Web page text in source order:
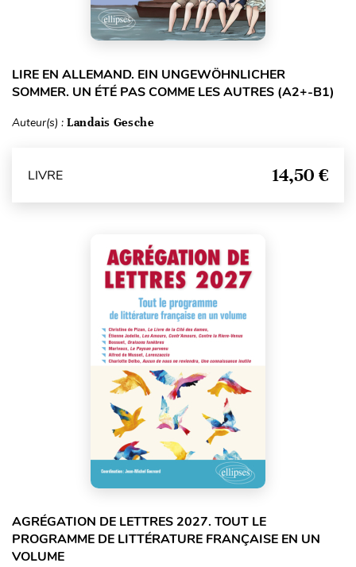
LIRE EN ALLEMAND. EIN UNGEWÖHNLICHER
SOMMER. UN ÉTÉ PAS COMME LES AUTRES (A2+-B1)
Auteur(s) : Landais Gesche
LIVRE 14,50 €
AGRÉGATION DE LETTRES 2027. TOUT LE
PROGRAMME DE LITTÉRATURE FRANÇAISE EN UN
VOLUME